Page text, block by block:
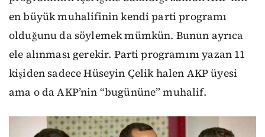
en büyük muhalifinin kendi parti programı
olduğunu da söylemek mümkün. Bunun ayrıca
ele alınması gerekir. Parti programını yazan 11
kişiden sadece Hüseyin Çelik halen AKP üyesi
ama o da AKP’nin “bugününe” muhalif.